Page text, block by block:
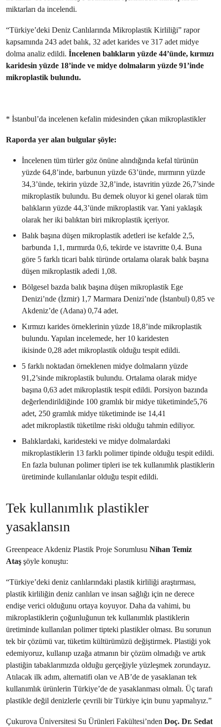
miktarları da incelendi.
“Türkiye’deki Deniz Canlılarında Mikroplastik Kirliliği” rapor
kapsamında 243 adet balık, 32 adet karides ve 317 adet midye
dolma analiz edildi. İncelenen balıkların yüzde 44’ünde, kırmızı
karidesin yüzde 18’inde ve midye dolmaların yüzde 91’inde
mikroplastik bulundu.
* İstanbul’da incelenen kefalin midesinden çıkan mikroplastikler
Raporda yer alan bulgular şöyle:
İncelenen tüm türler göz önüne alındığında kefal türünün
yüzde 64,8’inde, barbunun yüzde 63’ünde, mırmırın yüzde
34,3’ünde, tekirin yüzde 32,8’inde, istavritin yüzde 26,7’sinde
mikroplastik bulundu. Bu demek oluyor ki genel olarak tüm
balıkların yüzde 44,3’ünde mikroplastik var. Yani yaklaşık
olarak her iki balıktan biri mikroplastik içeriyor.
Balık başına düşen mikroplastik adetleri ise kefalde 2,5,
barbunda 1,1, mırmırda 0,6, tekirde ve istavritte 0,4. Buna
göre 5 farklı ticari balık türünde ortalama olarak balık başına
düşen mikroplastik adedi 1,08.
Bölgesel bazda balık başına düşen mikroplastik Ege
Denizi’nde (İzmir) 1,7 Marmara Denizi’nde (İstanbul) 0,85 ve
Akdeniz’de (Adana) 0,74 adet.
Kırmızı karides örneklerinin yüzde 18,8’inde mikroplastik
bulundu. Yapılan incelemede, her 10 karidesten
ikisinde 0,28 adet mikroplastik olduğu tespit edildi.
5 farklı noktadan örneklenen midye dolmaların yüzde
91,2’sinde mikroplastik bulundu. Ortalama olarak midye
başına 0,63 adet mikroplastik tespit edildi. Porsiyon bazında
değerlendirildiğinde 100 gramlık bir midye tüketiminde5,76
adet, 250 gramlık midye tüketiminde ise 14,41
adet mikroplastik tüketilme riski olduğu tahmin ediliyor.
Balıklardaki, karidesteki ve midye dolmalardaki
mikroplastiklerin 13 farklı polimer tipinde olduğu tespit edildi.
En fazla bulunan polimer tipleri ise tek kullanımlık plastiklerin
üretiminde kullanılanlar olduğu tespit edildi.
Tek kullanımlık plastikler
yasaklansın
Greenpeace Akdeniz Plastik Proje Sorumlusu Nihan Temiz
Ataş şöyle konuştu:
“Türkiye’deki deniz canlılarındaki plastik kirliliği araştırması,
plastik kirliliğin deniz canlıları ve insan sağlığı için ne derece
endişe verici olduğunu ortaya koyuyor. Daha da vahimi, bu
mikroplastiklerin çoğunluğunun tek kullanımlık plastiklerin
üretiminde kullanılan polimer tipteki plastikler olması. Bu sorunun
tek bir çözümü var, tüketim kültürümüzü değiştirmek. Plastiği yok
edemiyoruz, kullanıp uzağa atmanın bir çözüm olmadığı ve artık
plastiğin tabaklarımızda olduğu gerçeğiyle yüzleşmek zorundayız.
Atılacak ilk adım, alternatifi olan ve AB’de de yasaklanan tek
kullanımlık ürünlerin Türkiye’de de yasaklanması olmalı. Üç tarafı
plastikle değil denizlerle çevrili bir Türkiye için bunu yapmalıyız.”
Çukurova Üniversitesi Su Ürünleri Fakültesi’nden Doç. Dr. Sedat